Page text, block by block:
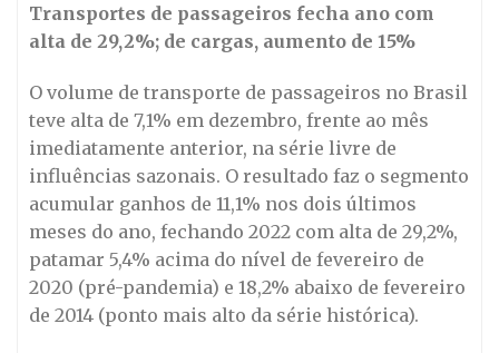
Transportes de passageiros fecha ano com
alta de 29,2%; de cargas, aumento de 15%
O volume de transporte de passageiros no Brasil
teve alta de 7,1% em dezembro, frente ao mês
imediatamente anterior, na série livre de
influências sazonais. O resultado faz o segmento
acumular ganhos de 11,1% nos dois últimos
meses do ano, fechando 2022 com alta de 29,2%,
patamar 5,4% acima do nível de fevereiro de
2020 (pré-pandemia) e 18,2% abaixo de fevereiro
de 2014 (ponto mais alto da série histórica).